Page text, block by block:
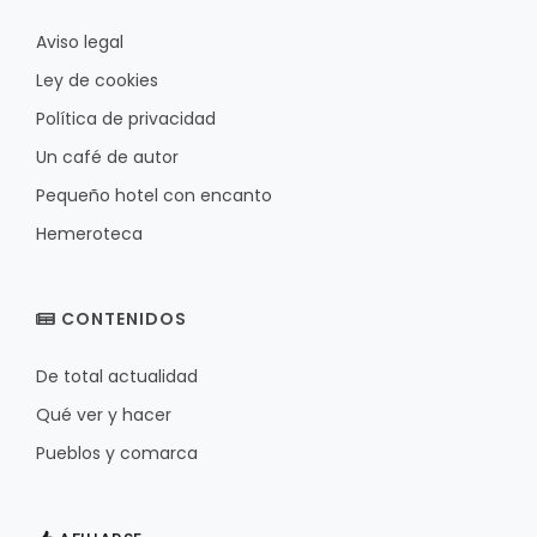
Aviso legal
Ley de cookies
Política de privacidad
Un café de autor
Pequeño hotel con encanto
Hemeroteca
CONTENIDOS
De total actualidad
Qué ver y hacer
Pueblos y comarca